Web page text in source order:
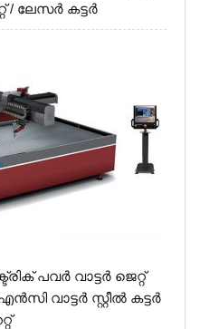
/ ലേസർ കട്ടർ
പവർ വാട്ടർ ജെറ്റ്
വാട്ടർ സ്റ്റീൽ കട്ടർ